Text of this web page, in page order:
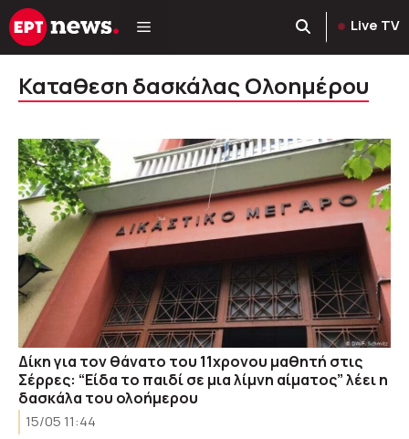
Μετάβαση
σε
Live TV
Καταθεση δασκάλας Ολοημέρου
Δίκη για τον θάνατο του 11χρονου μαθητή στις
Σέρρες: “Είδα το παιδί σε μια λίμνη αίματος” λέει η
δασκάλα του ολοήμερου
15/05 11:44